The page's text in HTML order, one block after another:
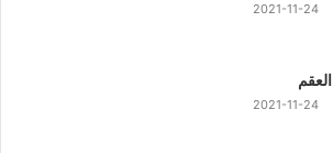
2021-11-24
العقم
2021-11-24